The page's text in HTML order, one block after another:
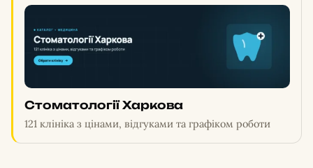
Стоматології Харкова
121 клініка з цінами, відгуками та графіком роботи